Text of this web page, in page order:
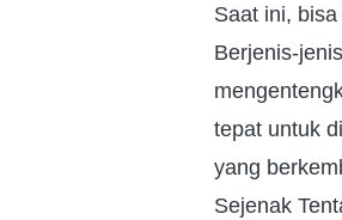
Saat ini,
Berjenis-
tepat untuk
yang
Sejenak